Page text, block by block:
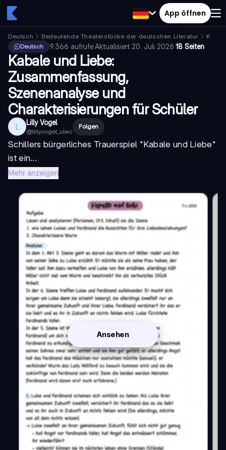
App öffnen
Deutsch Bedeutende Theaterstücke der deutschen Literatur
Deutsch
9.366 aufrufe·Aktualisiert 20. Juli 2026·18 Seiten
Kabale und Liebe:
Zusammenfassung,
Szenenanalyse und
Charakterisierungen für Schüler
L Lilly Vogel
@lillyvogel_ulwc
Folgen
Schillers bürgerliches Trauerspiel "Kabale und Liebe"
ist ein...
Mehr anzeigen
Ansehen